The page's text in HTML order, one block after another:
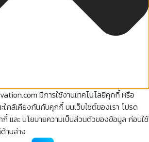
มีการใช้งานเทคโนโลยีคุกกี้ หรือ
กล้เคียงกันกับคุกกี้ บนเว็บไซต์ของเรา โปรด
และ นโยบายความเป็นส่วนตัวของข้อมูล ก่อนใช้
านล่าง